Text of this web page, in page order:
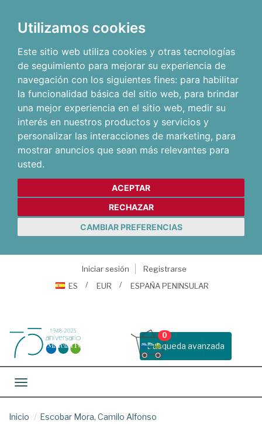
Utilizamos cookies
Este sitio web utiliza cookies y otras tecnologías
de seguimiento para mejorar su experiencia de
navegación con los siguientes fines: para habilitar
la funcionalidad básica del sitio web, para brindar
una mejor experiencia en el sitio web, medir su
interés en nuestros productos y servicios y
personalizar las interacciones de marketing, para
mostrar anuncios que sean más relevantes para
usted.
ACEPTAR
RECHAZAR
CAMBIAR PREFERENCIAS
Iniciar sesión
Registrarse
ES
EUR ESPAÑA PENINSULAR
Busqueda avanzada
0
Toggle navigation
Inicio Escobar Mora, Camilo Alfonso